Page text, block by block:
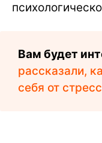
Вам будет
рассказали,
себя от